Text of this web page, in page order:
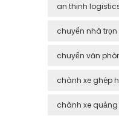
an thịnh
chuyển nhà trọn
chuyển văn
chành xe ghép
chành xe